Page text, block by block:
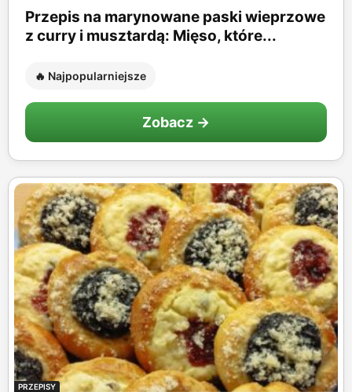
Przepis na marynowane paski wieprzowe
z curry i musztardą: Mięso, które...
🔥 Najpopularniejsze
Zobacz →
PRZEPISY